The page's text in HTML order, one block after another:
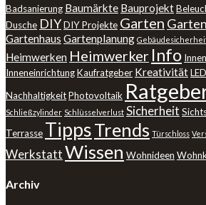
Badsanierung Baumärkte Bauprojekt
Dusche DIYDIY Projekte Garten
Gartenhaus Gartenplanung
Heimwerken Heimwerker Info
InneneinrichtungKaufratgeber KreativitätLED
NachhaltigkeitPhotovoltaik
Schließzylinder Schlüsselverlust Sicherheit
Terrasse TippsTrends Türschloss
WerkstattWissen Wohnideen
Archiv